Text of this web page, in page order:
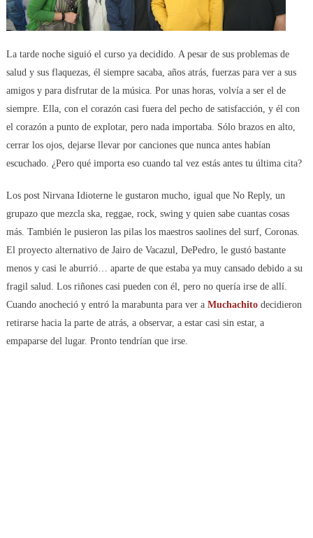
La tarde noche siguió el curso ya decidido. A pesar de sus problemas de
salud y sus flaquezas, él siempre sacaba, años atrás, fuerzas para ver a sus
amigos y para disfrutar de la música. Por unas horas, volvía a ser el de
siempre. Ella, con el corazón casi fuera del pecho de satisfacción, y él con
el corazón a punto de explotar, pero nada importaba. Sólo brazos en alto,
cerrar los ojos, dejarse llevar por canciones que nunca antes habían
escuchado. ¿Pero qué importa eso cuando tal vez estás antes tu última cita?
Los post Nirvana Idioterne le gustaron mucho, igual que No Reply, un
grupazo que mezcla ska, reggae, rock, swing y quien sabe cuantas cosas
más. También le pusieron las pilas los maestros saolines del surf, Coronas.
El proyecto alternativo de Jairo de Vacazul, DePedro, le gustó bastante
menos y casi le aburrió… aparte de que estaba ya muy cansado debido a su
fragil salud. Los riñones casi pueden con él, pero no quería irse de allí.
Cuando anocheció y entró la marabunta para ver a Muchachitodecidieron
retirarse hacia la parte de atrás, a observar, a estar casi sin estar, a
empaparse del lugar. Pronto tendrían que irse.